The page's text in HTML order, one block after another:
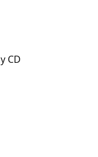
CD